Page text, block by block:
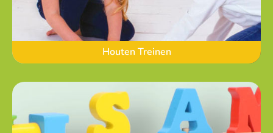
Houten Treinen